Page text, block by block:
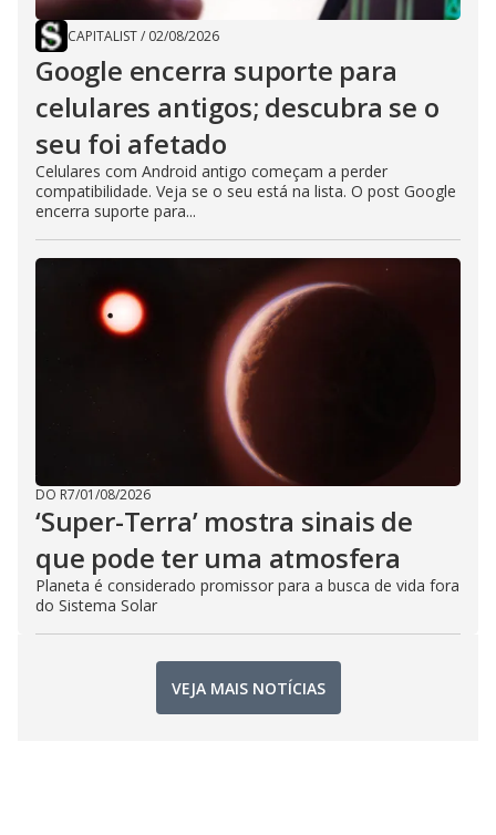
CAPITALIST/ 02/08/2026
Google encerra suporte para
celulares antigos; descubra se o
seu foi afetado
Celulares com Android antigo começam a perder
compatibilidade. Veja se o seu está na lista. O post Google
encerra suporte para...
DO R7/01/08/2026
‘Super-Terra’ mostra sinais de
que pode ter uma atmosfera
Planeta é considerado promissor para a busca de vida fora
do Sistema Solar
VEJA MAIS NOTÍCIAS